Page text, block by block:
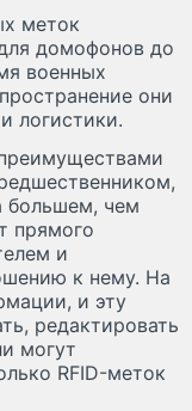
меток
домофонов до
военных
они
логистики.
большем, чем
прямого
и
к нему. На
и эту
редактировать
могут
RFID-меток